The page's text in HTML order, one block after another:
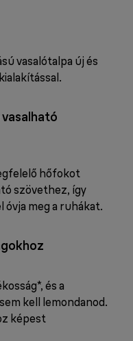
vasalótalpa új és
hőfokot
szövethez, így
meg a ruhákat.
és a
kell lemondanod.
képest